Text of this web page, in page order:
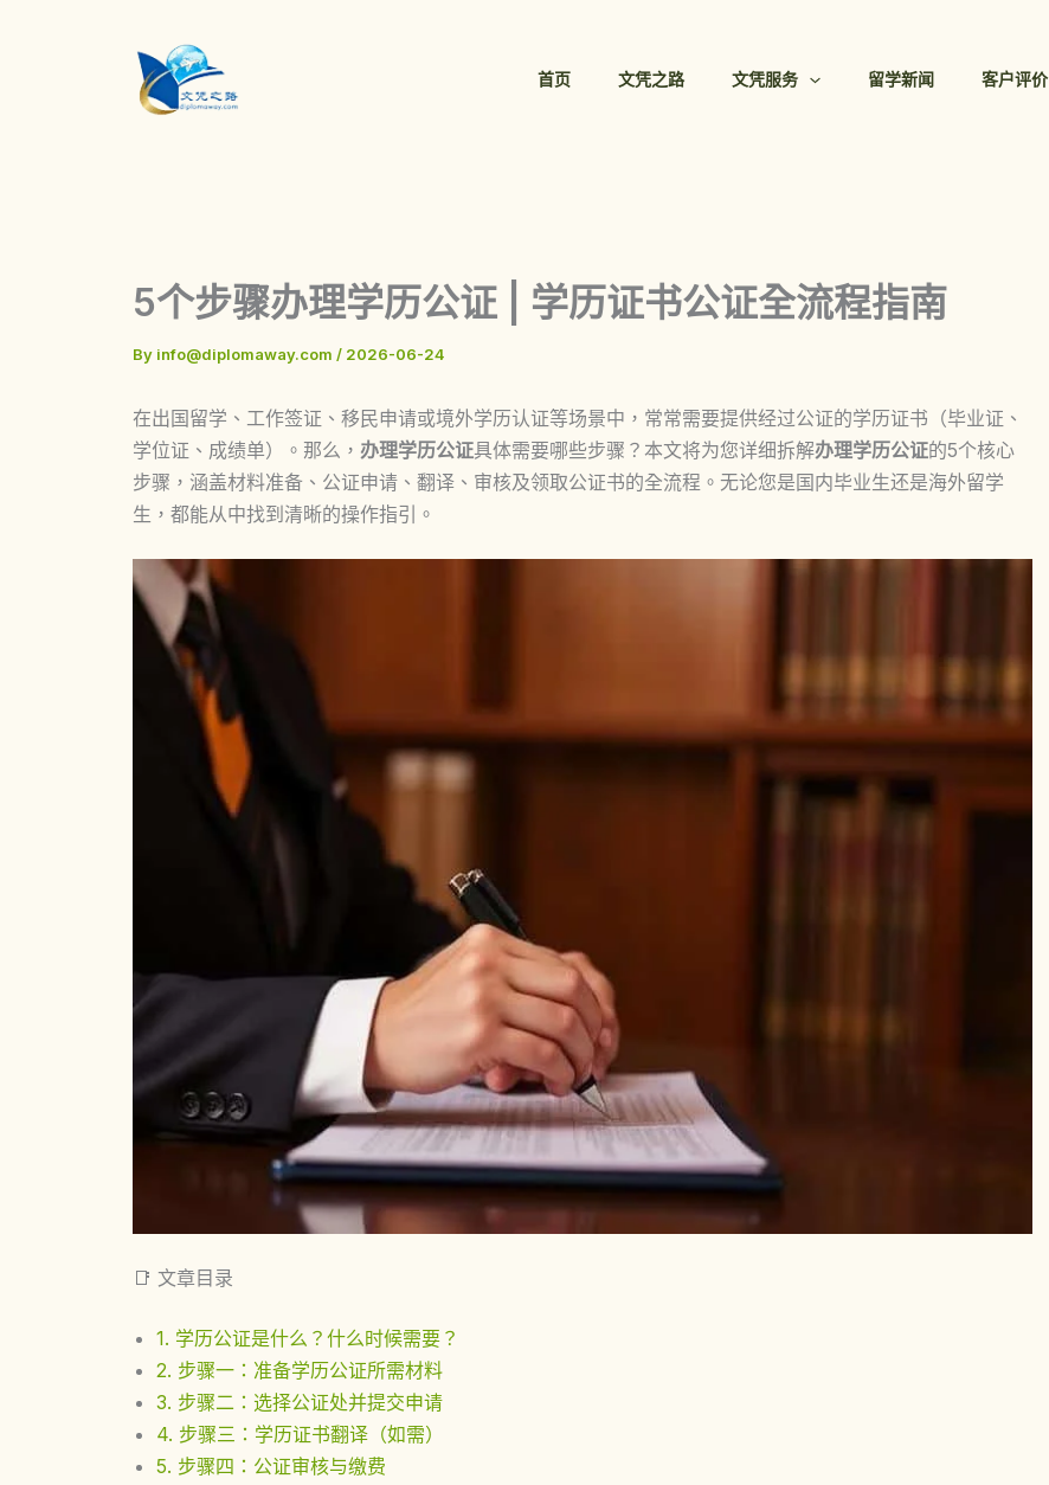
首页 文凭之路 文凭服务 留学新闻 客户评价
5个步骤办理学历公证 | 学历证书公证全流程指南
By info@diplomaway.com / 2026-06-24
在出国留学、工作签证、移民申请或境外学历认证等场景中，常常需要提供经过公证的学历证书（毕业证、
学位证、成绩单）。那么， 办理学历公证具体需要哪些步骤？本文将为您详细拆解办理学历公证的5个核心
步骤，涵盖材料准备、公证申请、翻译、审核及领取公证书的全流程。无论您是国内毕业生还是海外留学
生，都能从中找到清晰的操作指引。
📑 文章目录
1. 学历公证是什么？什么时候需要？
2. 步骤一：准备学历公证所需材料
3. 步骤二：选择公证处并提交申请
4. 步骤三：学历证书翻译（如需）
5. 步骤四：公证审核与缴费